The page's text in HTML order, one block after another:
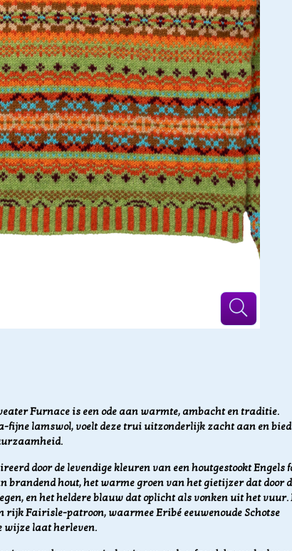
Furnace is een ode aan warmte, ambacht en traditie.
fijne lamswol, voelt deze trui uitzonderlijk zacht aan en
door de levendige kleuren van een houtgestookt Engels
brandend hout, het warme groen van het gietijzer dat door
en het heldere blauw dat oplicht als vonken uit het vuur.
rijk Fairisle-patroon, waarmee Eribé eeuwenoude Schotse
wijze laat herleven.